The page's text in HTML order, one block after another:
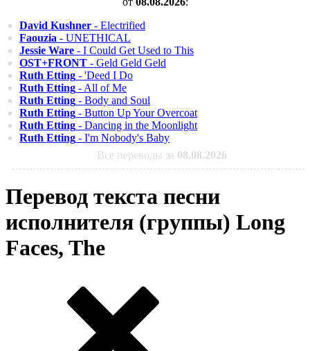
David Kushner - Electrified
Faouzia - UNETHICAL
Jessie Ware - I Could Get Used to This
OST+FRONT - Geld Geld Geld
Ruth Etting - 'Deed I Do
Ruth Etting - All of Me
Ruth Etting - Body and Soul
Ruth Etting - Button Up Your Overcoat
Ruth Etting - Dancing in the Moonlight
Ruth Etting - I'm Nobody's Baby
Все переводы за 08.08.2026
Перевод текста песни
исполнителя (группы) Long
Faces, The